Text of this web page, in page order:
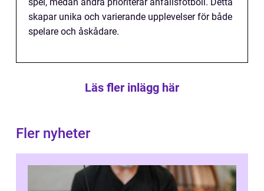
spel, medan andra prioriterar anfallsfotboll. Detta
skapar unika och varierande upplevelser för både
spelare och åskådare.
Läs fler inlägg här
Fler nyheter